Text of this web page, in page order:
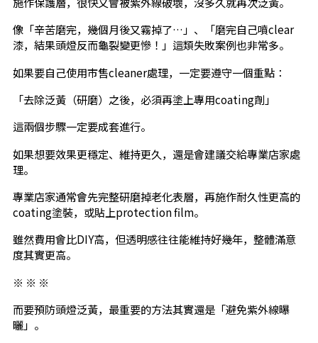
像「辛苦磨完，幾個月後又霧掉了…」、「磨完自己噴clear
漆，結果頭燈反而龜裂變更慘！」這類失敗案例也非常多。
如果要自己使用市售cleaner處理，一定要遵守一個重點：
「去除泛黃（研磨）之後，必須再塗上專用coating劑」
這兩個步驟一定要成套進行。
如果想要效果更穩定、維持更久，還是會建議交給專業店家處
理。
專業店家通常會先完整研磨掉老化表層，再施作耐久性更高的
coating塗裝，或貼上protection film。
雖然費用會比DIY高，但透明感往往能維持好幾年，整體滿意
度其實更高。
※ ※ ※
而要預防頭燈泛黃，最重要的方法其實還是「避免紫外線曝
曬」。